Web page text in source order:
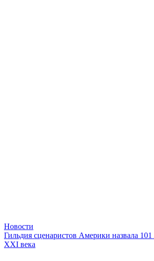
Новости
Гильдия сценаристов Америки назвала
XXI века